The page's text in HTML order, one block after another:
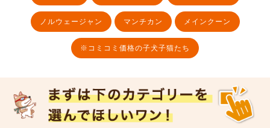
ノルウェージャン マンチカン メインクーン
※コミコミ価格の子犬子猫たち